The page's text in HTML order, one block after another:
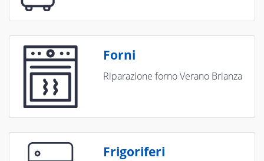
Forni
Riparazione forno Verano Brianza
Frigoriferi